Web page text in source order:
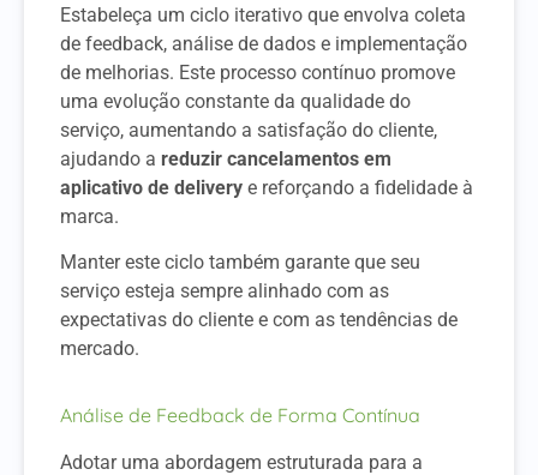
Estabeleça um ciclo iterativo que envolva coleta
de feedback, análise de dados e implementação
de melhorias. Este processo contínuo promove
uma evolução constante da qualidade do
serviço, aumentando a satisfação do cliente,
ajudando a reduzir cancelamentos em
aplicativo de delivery e reforçando a fidelidade à
marca.
Manter este ciclo também garante que seu
serviço esteja sempre alinhado com as
expectativas do cliente e com as tendências de
mercado.
Análise de Feedback de Forma Contínua
Adotar uma abordagem estruturada para a